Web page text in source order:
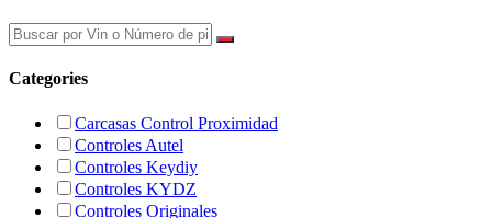
Categories
Carcasas Control Proximidad
Controles Autel
Controles Keydiy
Controles KYDZ
Controles Originales